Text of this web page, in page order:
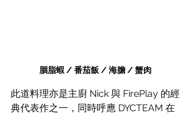
胭脂蝦 / 番茄飯 / 海膽 / 蟹肉
此道料理亦是主廚 Nick 與 FirePlay 的經
典代表作之一，同時呼應 DYCTEAM 在